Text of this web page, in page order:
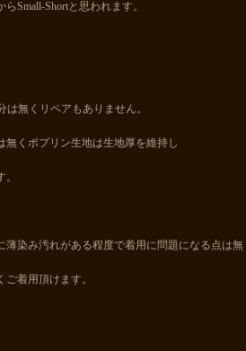
Small-Shortと思われます。
は無くリペアもありません。
くポプリン生地は生地厚を維持し
薄染み汚れがある程度で着用に問題になる点は無
着用頂けます。